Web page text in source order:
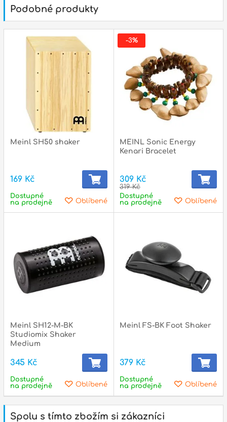
Podobné produkty
Meinl SH50 shaker
169 Kč
Oblíbené
Dostupné
na prodejně
MEINL Sonic Energy
Kenari Bracelet
309 Kč
319 Kč
Oblíbené
Dostupné
na prodejně
-3%
Meinl SH12-M-BK
Studiomix Shaker
Medium
345 Kč
Oblíbené
Dostupné
na prodejně
Meinl FS-BK Foot Shaker
379 Kč
Oblíbené
Dostupné
na prodejně
Spolu s tímto zbožím si zákazníci